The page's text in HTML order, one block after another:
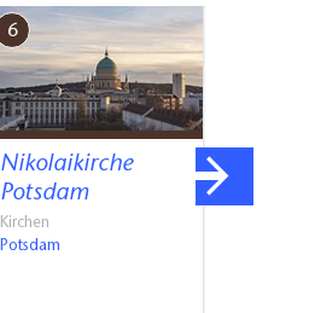
6
Nikolaikirche
Potsdam
Kirchen
Potsdam